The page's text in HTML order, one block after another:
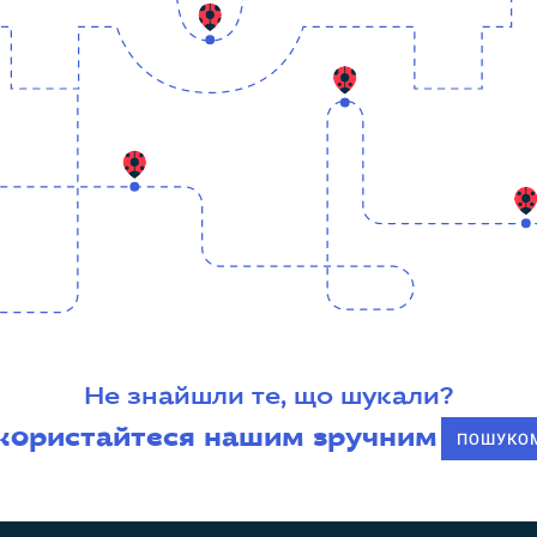
Не знайшли те, що шукали?
нашим зручним